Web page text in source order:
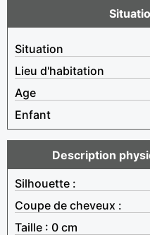
Situation
Lieu d'habitation
Age
Enfant
Description
Silhouette :
Coupe de cheveux :
Taille : 0 cm